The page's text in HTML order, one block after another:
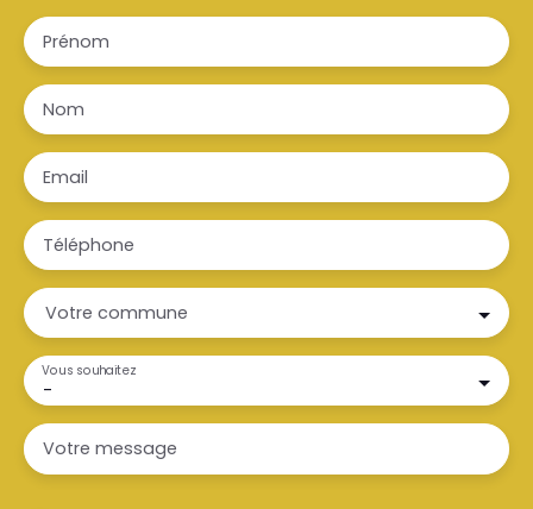
Prénom
Nom
Email
Téléphone
Votre commune
-
Vous souhaitez
Votre message